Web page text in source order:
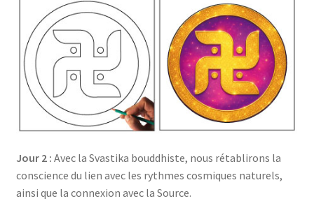
Jour 2 : Avec la Svastika bouddhiste, nous rétablirons la
conscience du lien avec les rythmes cosmiques naturels,
ainsi que la connexion avec la Source.